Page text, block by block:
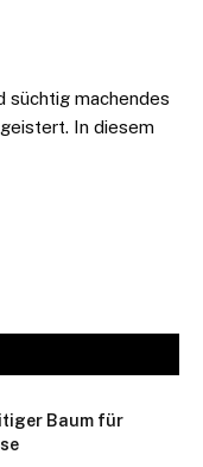
süchtig machendes
In diesem
Baum für